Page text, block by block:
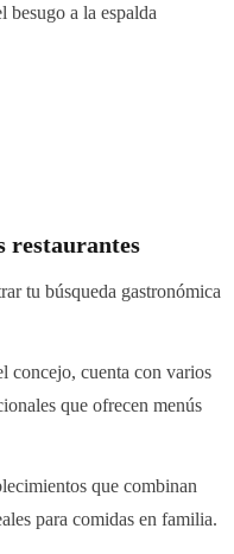
besugo a la espalda
restaurantes
tu búsqueda gastronómica
concejo, cuenta con varios
que ofrecen menús
que combinan
para comidas en familia.